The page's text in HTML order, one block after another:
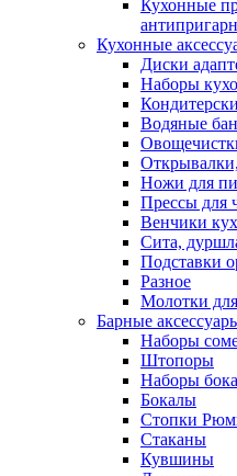
Кухонные
Кухонные
Диски
Наборы
Водяные
Ножи для
Прессы для
Венчики
Сита,
Подставки
Разное
Молотки
Барные
Наборы
Штопоры
Наборы
Бокалы
Стопки
Стаканы
Кувшины